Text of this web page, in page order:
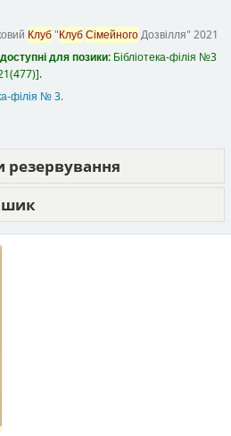
Клуб"КлубСімейногоДозвілля" 2021
для позики: Бібліотека-філія №3
.
філія № 3.
резервування